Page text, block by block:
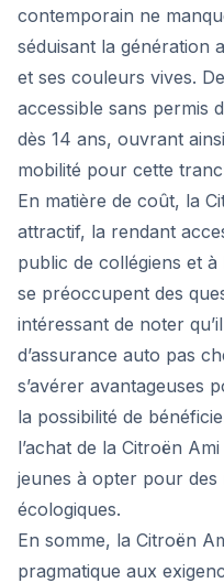
contemporain ne
séduisant la génération
et ses couleurs vives.
accessible sans permis
dès 14 ans, ouvrant
mobilité pour cette
En matière de coût, la
attractif, la rendant
public de collégiens et
se préoccupent des
intéressant de noter
d’assurance auto pas
s’avérer avantageuses
la possibilité de
l’achat de la Citroën
jeunes à opter pour
écologiques.
En somme, la Citroën
pragmatique aux